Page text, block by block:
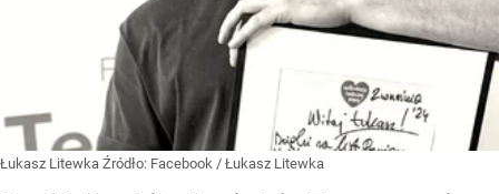
Łukasz Litewka Źródło: Facebook / Łukasz Litewka